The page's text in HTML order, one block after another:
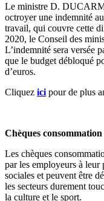
Le ministre D.
octroyer une indemnité
travail, qui couvre cette
2020, le Conseil des
L’indemnité sera versée
que le budget débloqué
d’euros.
Cliquez ici pour de plus
Chèques consommation
Les chèques
par les employeurs à leur
sociales et peuvent être
les secteurs durement
la culture et le sport.